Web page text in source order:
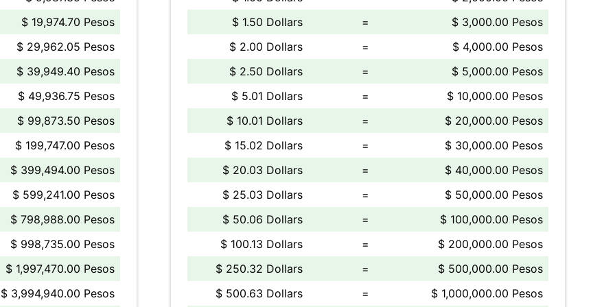
$ 19,974.70 Pesos
$ 29,962.05 Pesos
$ 39,949.40 Pesos
$ 49,936.75 Pesos
$ 99,873.50 Pesos
$ 199,747.00 Pesos
$ 399,494.00 Pesos
$ 599,241.00 Pesos
$ 798,988.00 Pesos
$ 998,735.00 Pesos
$ 1,997,470.00 Pesos
$ 3,994,940.00 Pesos
$ 1.50 Dollars
=
$ 3,000.00 Pesos
$ 2.00 Dollars
=
$ 4,000.00 Pesos
$ 2.50 Dollars
=
$ 5,000.00 Pesos
$ 5.01 Dollars
=
$ 10,000.00 Pesos
$ 10.01 Dollars
=
$ 20,000.00 Pesos
$ 15.02 Dollars
=
$ 30,000.00 Pesos
$ 20.03 Dollars
=
$ 40,000.00 Pesos
$ 25.03 Dollars
=
$ 50,000.00 Pesos
$ 50.06 Dollars
=
$ 100,000.00 Pesos
$ 100.13 Dollars
=
$ 200,000.00 Pesos
$ 250.32 Dollars
=
$ 500,000.00 Pesos
$ 500.63 Dollars
= $ 1,000,000.00 Pesos